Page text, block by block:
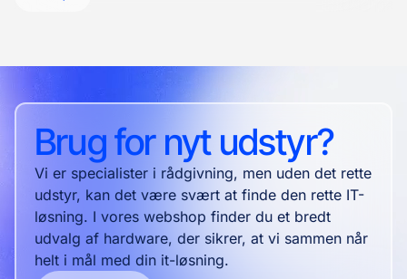
Brug for nyt udstyr?
Vi er specialister i rådgivning, men uden det rette
udstyr, kan det være svært at finde den rette IT-
løsning. I vores webshop finder du et bredt
udvalg af hardware, der sikrer, at vi sammen når
helt i mål med din it-løsning.